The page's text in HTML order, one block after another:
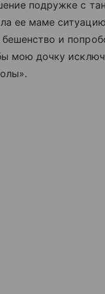
подружке с
ее маме
и
мою дочку